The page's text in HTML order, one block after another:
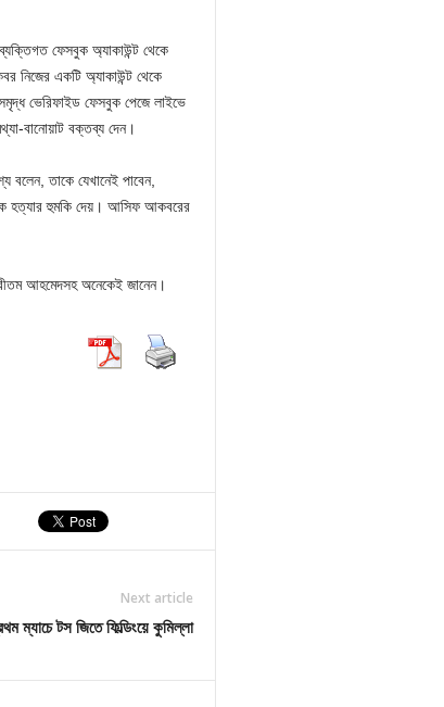
ফেসবুক অ্যাকাউন্ট থেকে
নিজের একটি অ্যাকাউন্ট থেকে
ভেরিফাইড ফেসবুক পেজে লাইভে
বানোয়াট বক্তব্য দেন।
তাকে যেখানেই পাবেন,
হত্যার হুমকি দেয়। আসিফ আকবরের
আহমেদসহ অনেকেই জানেন।
Next article
ম্যাচে টস জিতে ফিল্ডিংয়ে কুমিল্লা